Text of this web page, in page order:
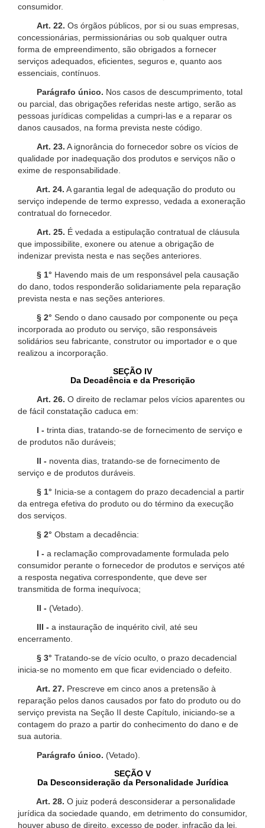
consumidor.
Art. 22. Os órgãos públicos, por si ou suas empresas,
concessionárias, permissionárias ou sob qualquer outra
forma de empreendimento, são obrigados a fornecer
serviços adequados, eficientes, seguros e, quanto aos
essenciais, contínuos.
Parágrafo único. Nos casos de descumprimento, total
ou parcial, das obrigações referidas neste artigo, serão as
pessoas jurídicas compelidas a cumpri-las e a reparar os
danos causados, na forma prevista neste código.
Art. 23. A ignorância do fornecedor sobre os vícios de
qualidade por inadequação dos produtos e serviços não o
exime de responsabilidade.
Art. 24. A garantia legal de adequação do produto ou
serviço independe de termo expresso, vedada a exoneração
contratual do fornecedor.
Art. 25. É vedada a estipulação contratual de cláusula
que impossibilite, exonere ou atenue a obrigação de
indenizar prevista nesta e nas seções anteriores.
§ 1° Havendo mais de um responsável pela causação
do dano, todos responderão solidariamente pela reparação
prevista nesta e nas seções anteriores.
§ 2° Sendo o dano causado por componente ou peça
incorporada ao produto ou serviço, são responsáveis
solidários seu fabricante, construtor ou importador e o que
realizou a incorporação.
SEÇÃO IV
Da Decadência e da Prescrição
Art. 26. O direito de reclamar pelos vícios aparentes ou
de fácil constatação caduca em:
I - trinta dias, tratando-se de fornecimento de serviço e
de produtos não duráveis;
II - noventa dias, tratando-se de fornecimento de
serviço e de produtos duráveis.
§ 1° Inicia-se a contagem do prazo decadencial a partir
da entrega efetiva do produto ou do término da execução
dos serviços.
§ 2° Obstam a decadência:
I - a reclamação comprovadamente formulada pelo
consumidor perante o fornecedor de produtos e serviços até
a resposta negativa correspondente, que deve ser
transmitida de forma inequívoca;
II - (Vetado).
III - a instauração de inquérito civil, até seu
encerramento.
§ 3° Tratando-se de vício oculto, o prazo decadencial
inicia-se no momento em que ficar evidenciado o defeito.
Art. 27. Prescreve em cinco anos a pretensão à
reparação pelos danos causados por fato do produto ou do
serviço prevista na Seção II deste Capítulo, iniciando-se a
contagem do prazo a partir do conhecimento do dano e de
sua autoria.
Parágrafo único. (Vetado).
SEÇÃO V
Da Desconsideração da Personalidade Jurídica
Art. 28. O juiz poderá desconsiderar a personalidade
jurídica da sociedade quando, em detrimento do consumidor,
houver abuso de direito, excesso de poder, infração da lei,